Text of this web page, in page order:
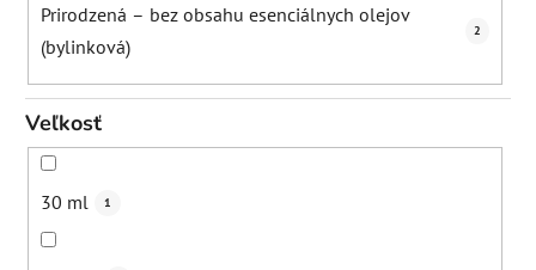
Prirodzená – bez obsahu esenciálnych olejov
(bylinková)
2
Veľkosť
30 ml 1